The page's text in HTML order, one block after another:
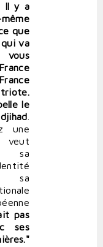
Il y a
que
va
le
une
sa
sa
pas
ses